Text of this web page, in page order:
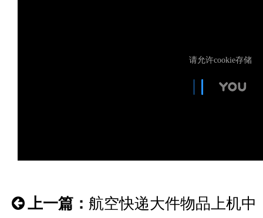
上一篇： 航空快递大件物品上机中